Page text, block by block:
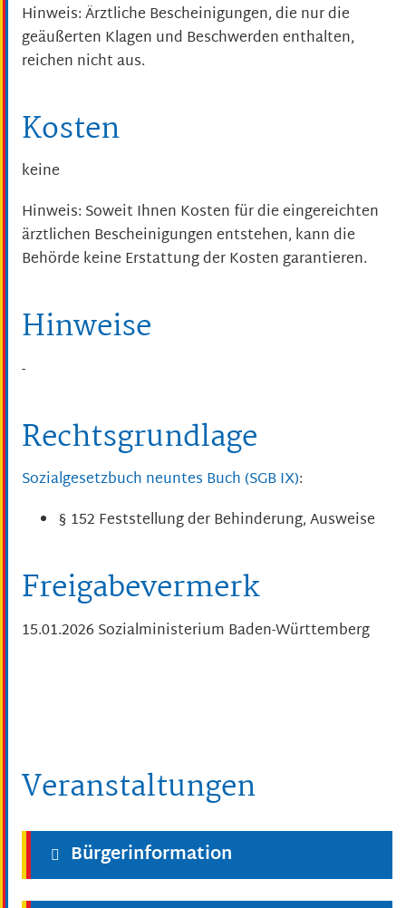
Hinweis: Ärztliche Bescheinigungen, die nur die
geäußerten Klagen und Beschwerden enthalten,
reichen nicht aus.
Kosten
keine
Hinweis: Soweit Ihnen Kosten für die eingereichten
ärztlichen Bescheinigungen entstehen, kann die
Behörde keine Erstattung der Kosten garantieren.
Hinweise
-
Rechtsgrundlage
Sozialgesetzbuch neuntes Buch (SGB IX):
§ 152 Feststellung der Behinderung, Ausweise
Freigabevermerk
15.01.2026 Sozialministerium Baden-Württemberg
Veranstaltungen
Bürgerinformation